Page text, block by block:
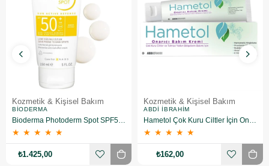
Kozmetik & Kişisel Bakım
BIODERMA
Bioderma Photoderm Spot SPF50+ 150 ml
★ ★ ★ ★ ★
₺1.425,00
Kozmetik & Kişisel Bakım
ABDI İBRAHIM
Hametol Çok Kuru Ciltler İçin Onarıcı Bakım Kremi 30 g
★ ★ ★ ★ ★
₺162,00